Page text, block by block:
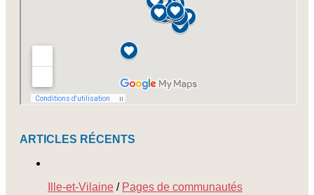
ARTICLES RÉCENTS
Ille-et-Vilaine / Pages de communautés